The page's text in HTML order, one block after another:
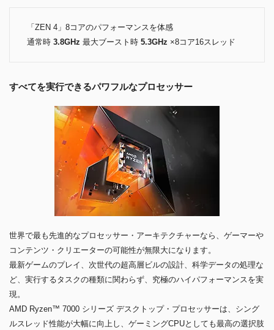
「ZEN 4」8コアのパフォーマンスを体感
通常時 3.8GHz 最大ブースト時 5.3GHz ×8コア16スレッド
すべてを実行できるパワフルなプロセッサー
世界で最も先進的なプロセッサー・アーキテクチャーなら、ゲーマーや
コンテンツ・クリエーターの可能性が無限大になります。
最新ゲームのプレイ、次世代の超高層ビルの設計、科学データの処理な
ど、実行するタスクの種類に関わらず、究極のハイパフォーマンスを実
現。
AMD Ryzen™ 7000 シリーズ デスクトップ・プロセッサーは、シング
ルスレッド性能が大幅に向上し、ゲーミングCPUとしても最高の選択肢